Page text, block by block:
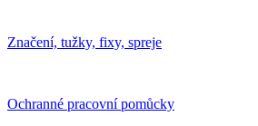
Značení, tužky, fixy, spreje
Ochranné pracovní pomůcky